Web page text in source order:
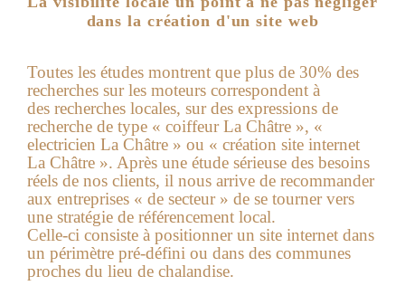
dans la création d'un site web
Toutes les études montrent que plus de 30% des
recherches sur les moteurs correspondent à
des recherches locales, sur des expressions de
recherche de type « coiffeur La Châtre », «
electricien La Châtre » ou « création site internet
La Châtre ». Après une étude sérieuse des besoins
réels de nos clients, il nous arrive de recommander
aux entreprises « de secteur » de se tourner vers
une stratégie de référencement local.
Celle-ci consiste à positionner un site internet dans
un périmètre pré-défini ou dans des communes
proches du lieu de chalandise.